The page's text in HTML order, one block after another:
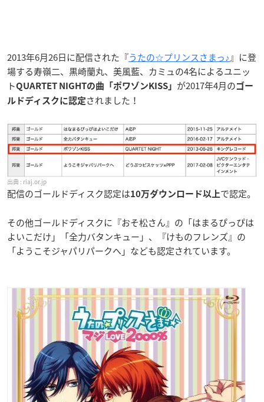
2013年6月26日に配信された『うたの☆プリンスさまっ♪』に登
場する寿嶺二、黒崎蘭丸、美風藍、カミュの4名によるユニッ
トQUARTET NIGHTの曲 「ポワゾンKISS」 が2017年4月の ゴー
ルドディスク に認定 されました！
riaj.or.jp
配信のゴールドディスク認定は10万ダウンロード以上で認定。
その他ゴールドディスクに『おそ松さん』の「はまるぴっぴは
よいこだけ」「全力バタンキュー」、『けものフレンズ』の
「ようこそジャパリパークへ」なども認定されています。